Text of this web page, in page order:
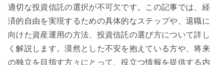
適切な投資信託の選択が不可欠です。この記事では、経
済的自由を実現するための具体的なステップや、退職に
向けた資産運用の方法、投資信託の選び方について詳し
く解説します。漠然とした不安を抱えている方や、将来
の独立を目指す方々にとって、役立つ情報を提供する内